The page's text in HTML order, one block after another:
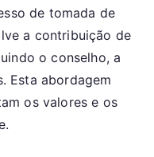
de tomada de
a contribuição de
o conselho, a
Esta abordagem
os valores e os